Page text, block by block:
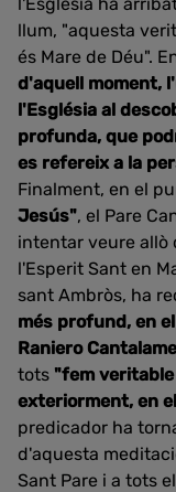
llum, "aquesta
és Mare de Déu".
d'aquell moment,
l'Església al
profunda, que
es refereix a la
Finalment, en el
Jesús", el Pare
intentar veure allò
l'Esperit Sant en
sant Ambròs, ha
més profund, en
Raniero
tots "fem veritable
exteriorment, en
predicador ha
d'aquesta
Sant Pare i a tots